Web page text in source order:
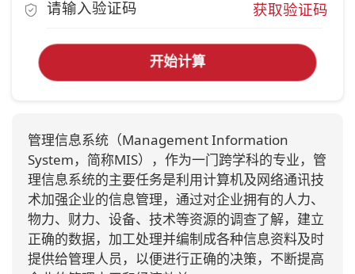
获取验证码
开始计算
管理信息系统（Management Information
System，简称MIS），作为一门跨学科的专业，管
理信息系统的主要任务是利用计算机及网络通讯技
术加强企业的信息管理，通过对企业拥有的人力、
物力、财力、设备、技术等资源的调查了解，建立
正确的数据，加工处理并编制成各种信息资料及时
提供给管理人员，以便进行正确的决策，不断提高